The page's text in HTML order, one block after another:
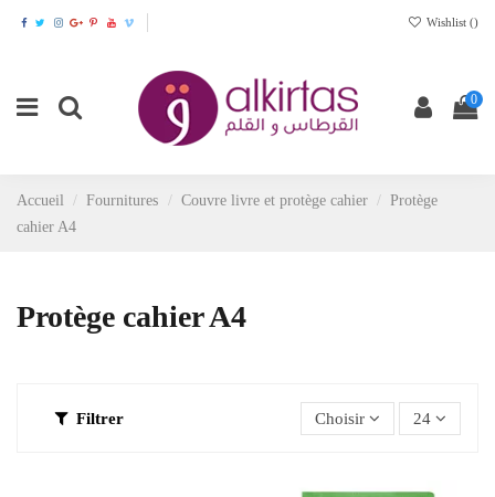
Wishlist ()
0
Accueil Fournitures Couvre livre et protège cahier
Protège
cahier A4
Protège cahier A4
Filtrer Choisir 24